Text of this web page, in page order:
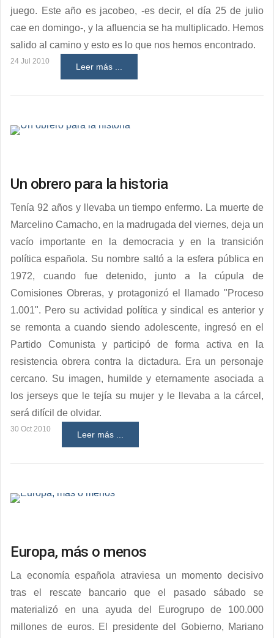
juego. Este año es jacobeo, -es decir, el día 25 de julio
cae en domingo-, y la afluencia se ha multiplicado. Hemos
salido al camino y esto es lo que nos hemos encontrado.
24 Jul 2010
Leer más ...
Un obrero para la historia
Tenía 92 años y llevaba un tiempo enfermo. La muerte de
Marcelino Camacho, en la madrugada del viernes, deja un
vacío importante en la democracia y en la transición
política española. Su nombre saltó a la esfera pública en
1972, cuando fue detenido, junto a la cúpula de
Comisiones Obreras, y protagonizó el llamado "Proceso
1.001". Pero su actividad política y sindical es anterior y
se remonta a cuando siendo adolescente, ingresó en el
Partido Comunista y participó de forma activa en la
resistencia obrera contra la dictadura. Era un personaje
cercano. Su imagen, humilde y eternamente asociada a
los jerseys que le tejía su mujer y le llevaba a la cárcel,
será difícil de olvidar.
30 Oct 2010
Leer más ...
Europa, más o menos
La economía española atraviesa un momento decisivo
tras el rescate bancario que el pasado sábado se
materializó en una ayuda del Eurogrupo de 100.000
millones de euros. El presidente del Gobierno, Mariano